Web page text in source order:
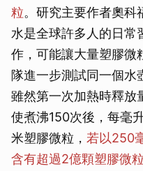
粒。研究主要作者奧科
水是全球許多人的日常
作，可能讓大量塑膠微
隊進一步測試同一個水
雖然第一次加熱時釋放
使煮沸150次後，每毫
米塑膠微粒， 若以250
含有超過2億顆塑膠微粒